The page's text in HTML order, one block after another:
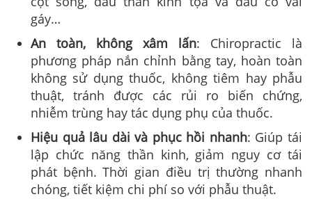
gáy…
An toàn, không xâm lấn: Chiropractic là
phương pháp nắn chỉnh bằng tay, hoàn toàn
không sử dụng thuốc, không tiêm hay phẫu
thuật, tránh được các rủi ro biến chứng,
nhiễm trùng hay tác dụng phụ của thuốc.
Hiệu quả lâu dài và phục hồi nhanh: Giúp tái
lập chức năng thần kinh, giảm nguy cơ tái
phát bệnh. Thời gian điều trị thường nhanh
chóng, tiết kiệm chi phí so với phẫu thuật.